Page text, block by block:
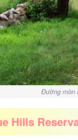
Đường mòn
Hills